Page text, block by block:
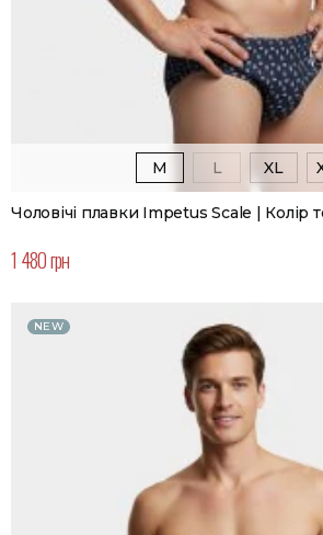
M L XL
Чоловічі плавки Impetus Scale | Колір
1 480 грн
NEW